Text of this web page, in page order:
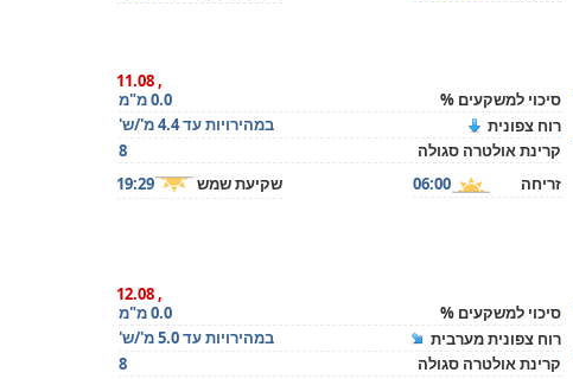
, 11.08
סיכוי למשקעים %
0.0 מ"מ
רוח צפונית
במהירויות עד 4.4 מ'/ש'
קרינת אולטרה סגולה
8
זריחה
06:00 שקיעת שמש 19:29
, 12.08
סיכוי למשקעים %
0.0 מ"מ
רוח צפונית מערבית
במהירויות עד 5.0 מ'/ש'
קרינת אולטרה סגולה
8